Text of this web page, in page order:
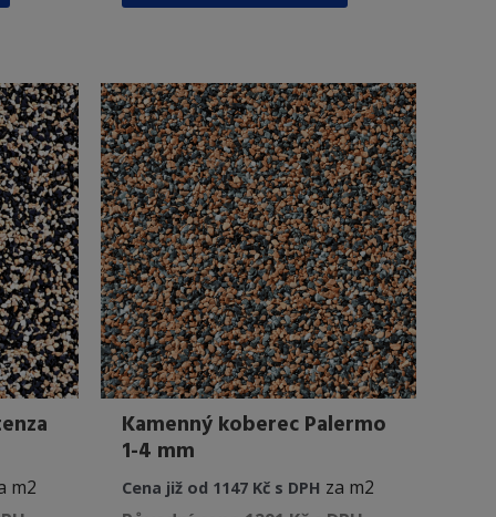
variant.
Možnosti
lze
vybrat
na
stránce
produktu
variant.
Možnosti
lze
vybrat
na
stránce
produktu
m2
Kamenný koberec Palermo
1-4 mm
Cena již od 1147 Kč s DPH za m2